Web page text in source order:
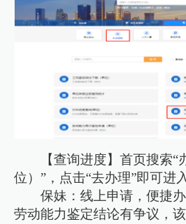
【查询进度】首页搜索
位）”，点击“去办理”即可进
保妹：线上申请，便捷
劳动能力鉴定结论有争议，